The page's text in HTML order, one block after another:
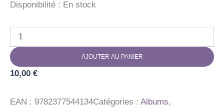
Disponibilité : En stock
PECHE
TROP
LA
AJOUTER AU PANIER
10,00 €
EAN : 9782377544134Catégories : Albums,